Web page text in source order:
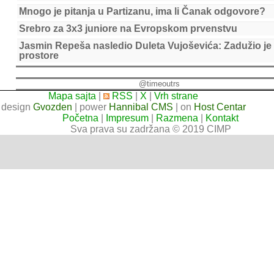
Mnogo je pitanja u Partizanu, ima li Čanak odgovore?
Srebro za 3x3 juniore na Evropskom prvenstvu
Jasmin Repeša nasledio Duleta Vujoševića: Zadužio je
prostore
@timeoutrs
Mapa sajta | RSS X |Vrh strane
design Gvozden | power Hannibal CMS | on Host Centar
Početna
Impresum Razmena
Kontakt
Sva prava su zadržana © 2019 CIMP